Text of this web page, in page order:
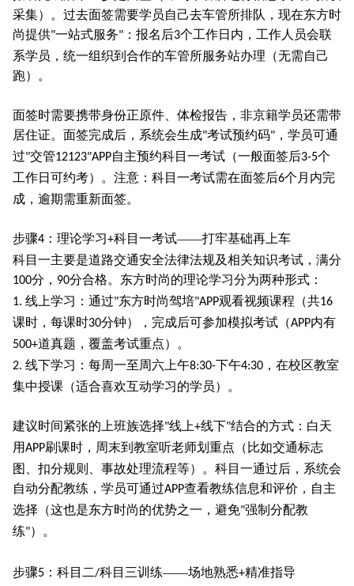
采集）。过去面签需要学员自己去车管所排队，现在东方时
尚提供"一站式服务"：报名后3个工作日内，工作人员会联
系学员，统一组织到合作的车管所服务站办理（无需自己
跑）。
面签时需要携带身份正原件、体检报告，非京籍学员还需带
居住证。面签完成后，系统会生成"考试预约码"，学员可通
过"交管12123"APP自主预约科目一考试（一般面签后3-5个
工作日可约考）。注意：科目一考试需在面签后6个月内完
成，逾期需重新面签。
步骤4：理论学习+科目一考试——打牢基础再上车
科目一主要是道路交通安全法律法规及相关知识考试，满分
100分， 90分合格。东方时尚的理论学习分为两种形式：
1. 线上学习：通过"东方时尚驾培"APP观看视频课程（共16
课时，每课时30分钟），完成后可参加模拟考试（APP内有
500+道真题，覆盖考试重点）。
2. 线下学习：每周一至周六上午8:30-下午4:30，在校区教室
集中授课（适合喜欢互动学习的学员）。
建议时间紧张的上班族选择"线上+线下"结合的方式：白天
用APP刷课时，周末到教室听老师划重点（比如交通标志
图、扣分规则、事故处理流程等）。科目一通过后，系统会
自动分配教练，学员可通过APP查看教练信息和评价，自主
选择（这也是东方时尚的优势之一，避免"强制分配教
练"）。
步骤5：科目二/科目三训练——场地熟悉+精准指导